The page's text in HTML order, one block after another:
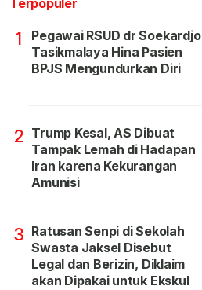
Terpopuler
1
Pegawai RSUD dr Soekardjo
Tasikmalaya Hina Pasien
BPJS Mengundurkan Diri
2 Trump Kesal, AS Dibuat
Tampak Lemah di Hadapan
Iran karena Kekurangan
Amunisi
3 Ratusan Senpi di Sekolah
Swasta Jaksel Disebut
Legal dan Berizin, Diklaim
akan Dipakai untuk Ekskul